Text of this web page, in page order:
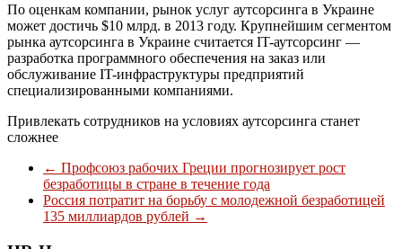
По оценкам компании, рынок услуг аутсорсинга в Украине
может достичь $10 млрд. в 2013 году. Крупнейшим сегментом
рынка аутсорсинга в Украине считается IT-аутсорсинг —
разработка программного обеспечения на заказ или
обслуживание IT-инфраструктуры предприятий
специализированными компаниями.
Привлекать сотрудников на условиях аутсорсинга станет
сложнее
← Профсоюз рабочих Греции прогнозирует рост
безработицы в стране в течение года
Россия потратит на борьбу с молодежной безработицей
135 миллиардов рублей →